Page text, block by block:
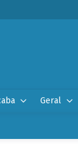
Geral